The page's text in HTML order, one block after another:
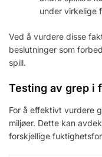
under virkelige
Ved å vurdere disse
beslutninger som
spill.
Testing av grep i
For å effektivt vurdere
miljøer. Dette kan
forskjellige